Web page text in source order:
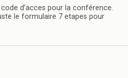
code d’acces pour la conférence.
le formulaire 7 etapes pour